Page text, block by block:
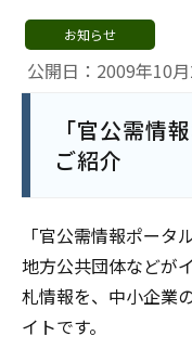
公開日：2009年10
お知らせ
「官公需情
ご紹介
「官公需情報ポータ
地方公共団体などが
札情報を、中小企業
イトです。